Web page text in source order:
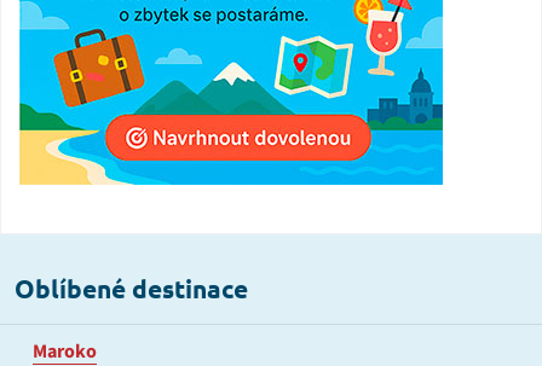
Oblíbené destinace
Maroko